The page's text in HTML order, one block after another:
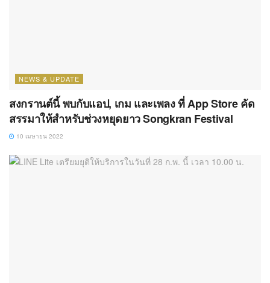
NEWS & UPDATE
สงกรานต์นี้ พบกับแอป, เกม และเพลง ที่ App Store คัด
สรรมาให้สำหรับช่วงหยุดยาว Songkran Festival
10 เมษายน 2022